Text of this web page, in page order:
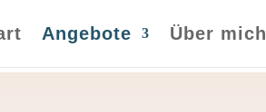
Angebote Über mich